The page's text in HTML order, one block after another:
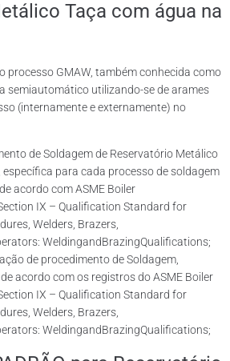
Taça com água na
processo GMAW, também conhecida como
semiautomático utilizando-se de arames
(internamente e externamente) no
de Soldagem de Reservatório Metálico
para cada processo de soldagem
acordo com ASME Boiler
IX – Qualification Standard for
Welders, Brazers,
WeldingandBrazingQualifications;
de procedimento de Soldagem,
acordo com os registros do ASME Boiler
IX – Qualification Standard for
Welders, Brazers,
WeldingandBrazingQualifications;